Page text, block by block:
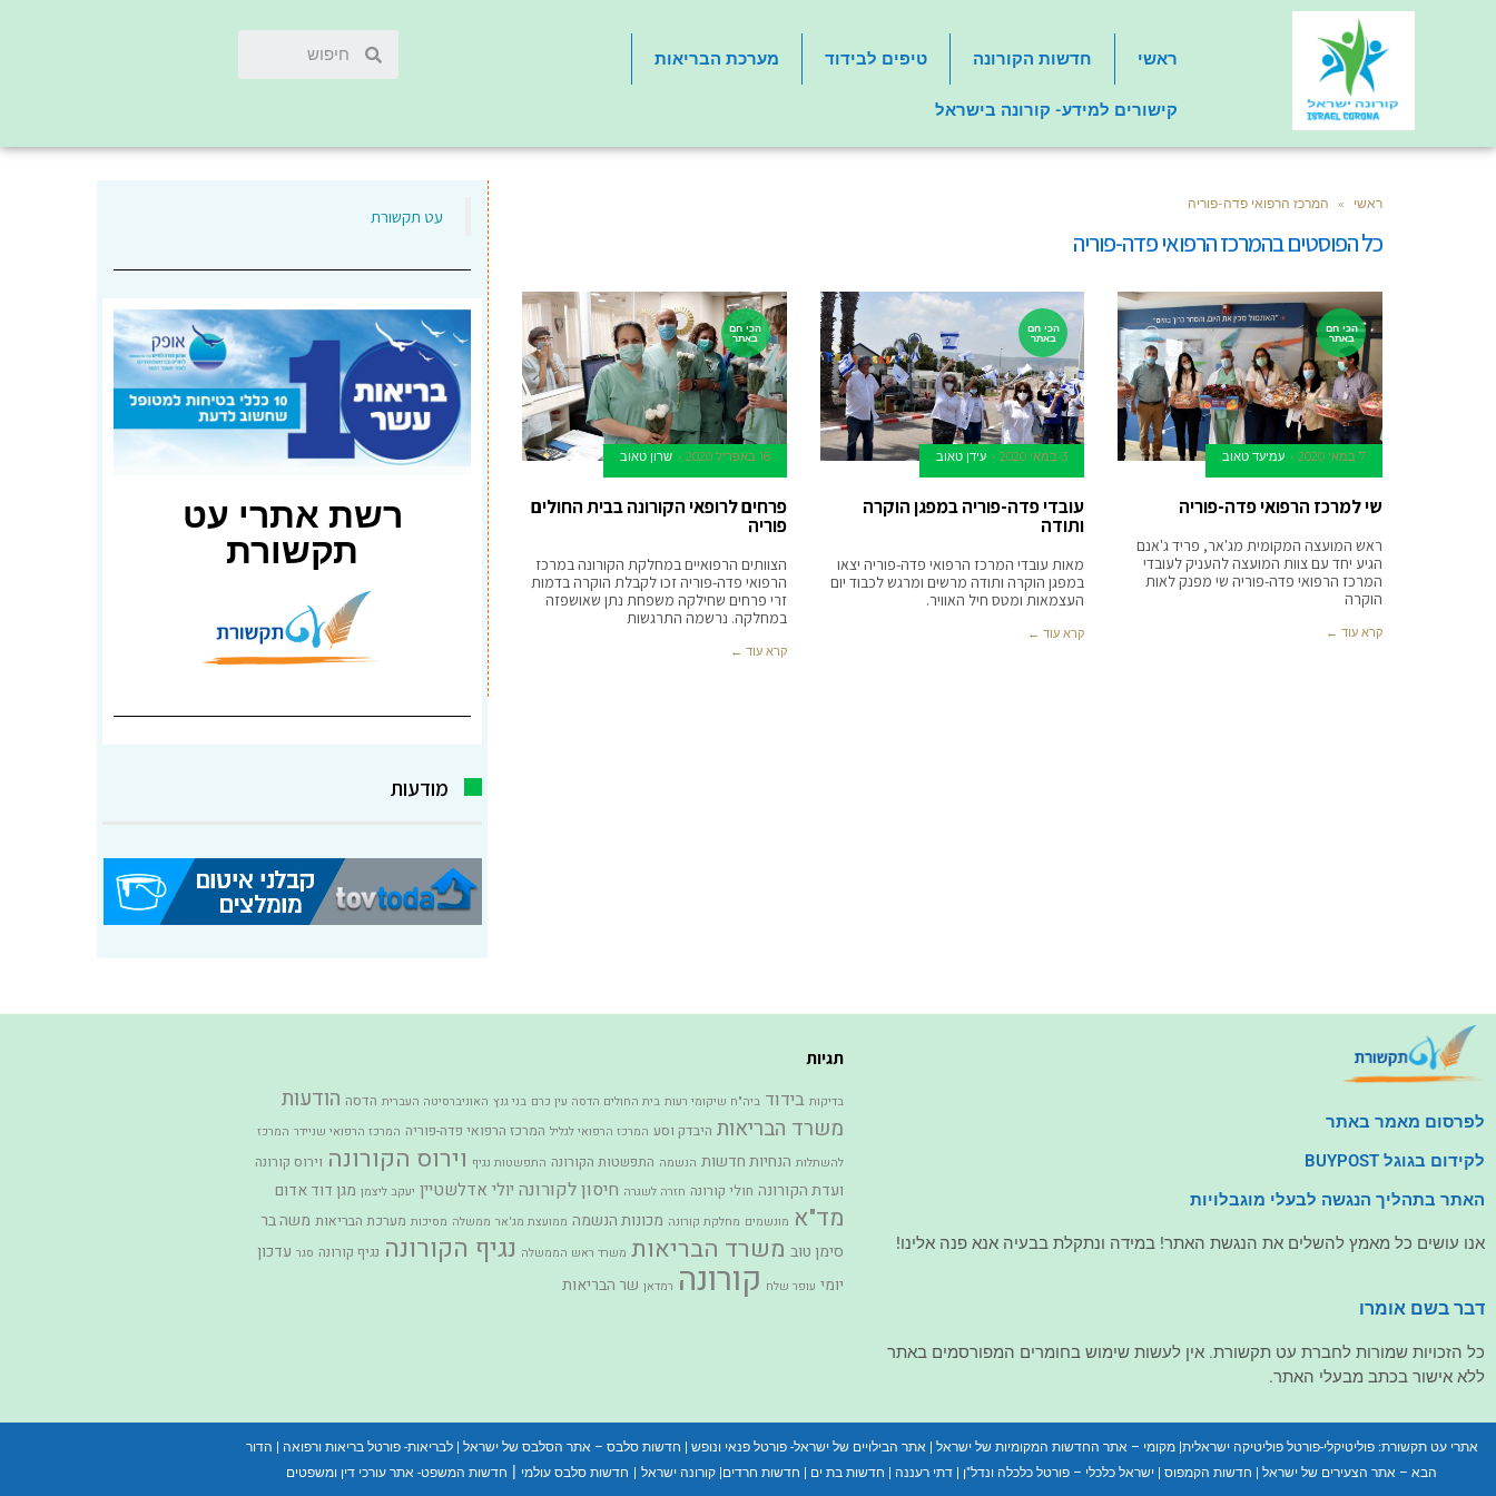
ראשי חדשות הקורונה טיפים לבידוד מערכת הבריאות
קישורים למידע- קורונה בישראל
ראשי » המרכז הרפואי פדה-פוריה
כל הפוסטים בהמרכז הרפואי פדה-פוריה
הכי חם
באתר
7 במאי 2020 עמיעד טאוב
שי למרכז הרפואי פדה-פוריה
ראש המועצה המקומית מג'אר, פריד ג'אנם
הגיע יחד עם צוות המועצה להעניק לעובדי
המרכז הרפואי פדה-פוריה שי מפנק לאות
הוקרה
קרא עוד ←
הכי חם
באתר
3 במאי 2020 עידן טאוב
עובדי פדה-פוריה במפגן הוקרה
ותודה
מאות עובדי המרכז הרפואי פדה-פוריה יצאו
במפגן הוקרה ותודה מרשים ומרגש לכבוד יום
העצמאות ומטס חיל האוויר.
קרא עוד ←
הכי חם
באתר
16 באפריל 2020 שרון טאוב
פרחים לרופאי הקורונה בבית החולים
פוריה
הצוותים הרפואיים במחלקת הקורונה במרכז
הרפואי פדה-פוריה זכו לקבלת הוקרה בדמות
זרי פרחים שחילקה משפחת נתן שאושפזה
במחלקה. נרשמה התרגשות
קרא עוד ←
‏עט תקשורת‏
רשת אתרי עט
תקשורת
מודעות
לפרסום מאמר באתר
לקידום בגוגל BUYPOST
האתר בתהליך הנגשה לבעלי מוגבלויות
אנו עושים כל מאמץ להשלים את הנגשת האתר! במידה ונתקלת בבעיה אנא פנה אלינו!
דבר בשם אומרו
כל הזכויות שמורות לחברת עט תקשורת. אין לעשות שימוש בחומרים המפורסמים באתר
ללא אישור בכתב מבעלי האתר.
תגיות
בדיקות בידוד ביה"ח שיקומי רעות בית החולים הדסה עין כרם בני גנץ האוניברסיטה העברית הדסה הודעות
משרד הבריאות היבדק וסע המרכז הרפואי לגליל המרכז הרפואי פדה-פוריה המרכז הרפואי שניידר המרכז
להשתלות הנחיות חדשות הנשמה התפשטות הקורונה התפשטות נגיף וירוס הקורונה וירוס קורונה
ועדת הקורונה חולי קורונה חזרה לשגרה חיסון לקורונה יולי אדלשטיין יעקב ליצמן מגן דוד אדום
מד"א מונשמים מחלקת קורונה מכונות הנשמה ממועצת מג'אר ממשלה מסיכות מערכת הבריאות משה בר
סימן טוב משרד הבריאות משרד ראש הממשלה נגיף הקורונה נגיף קורונה סגר עדכון
יומי עופר שלח קורונה רמדאן שר הבריאות
אתרי עט תקשורת:פוליטיקלי-פורטל פוליטיקה ישראלית |מקומי – אתר החדשות המקומיות של ישראל אתר הבילויים של ישראל- פורטל פנאי ונופש חדשות סלבס – אתר הסלבס של ישראל |לבריאות- פורטל בריאות ורפואה
הדור
הבא – אתר הצעירים של ישראל
חדשות הקמפוס ישראל כלכלי – פורטל כלכלה ונדל"ן דתי רעננה חדשות בת ים חדשות חרדים קורונה ישראל חדשות סלבס עולמי חדשות המשפט- אתר עורכי דין ומשפטים